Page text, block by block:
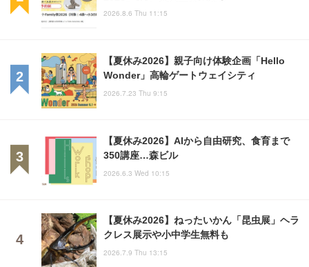
2026.8.6 Thu 11:15
【夏休み2026】親子向け体験企画「Hello
Wonder」高輪ゲートウェイシティ
2026.7.23 Thu 9:15
【夏休み2026】AIから自由研究、食育まで
350講座…森ビル
2026.6.3 Wed 10:15
【夏休み2026】ねったいかん「昆虫展」ヘラ
クレス展示や小中学生無料も
2026.7.9 Thu 13:15